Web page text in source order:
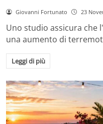
Giovanni Fortunato 23
Uno studio assicura che
una aumento di
Leggi di più